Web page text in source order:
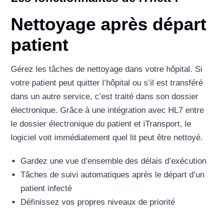
Nettoyage après départ
patient
Gérez les tâches de nettoyage dans votre hôpital. Si
votre patient peut quitter l’hôpital ou s’il est transféré
dans un autre service, c’est traité dans son dossier
électronique. Grâce à une intégration avec HL7 entre
le dossier électronique du patient et iTransport, le
logiciel voit immédiatement quel lit peut être nettoyé.
Gardez une vue d’ensemble des délais d’exécution
Tâches de suivi automatiques après le départ d’un
patient infecté
Définissez vos propres niveaux de priorité